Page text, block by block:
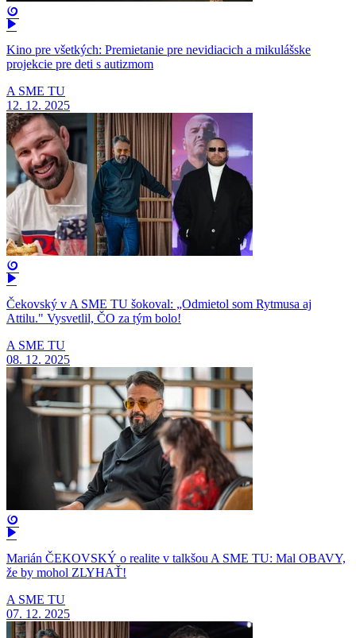
Kino pre všetkých: Premietanie pre nevidiacich a mikulášske
projekcie pre deti s autizmom
A SME TU
12. 12. 2025
Čekovský v A SME TU šokoval: „Odmietol som Rytmusa aj
Attilu." Vysvetlil, ČO za tým bolo!
A SME TU
08. 12. 2025
Marián ČEKOVSKÝ o realite v talkšou A SME TU: Mal OBAVY,
že by mohol ZLYHAŤ!
A SME TU
07. 12. 2025